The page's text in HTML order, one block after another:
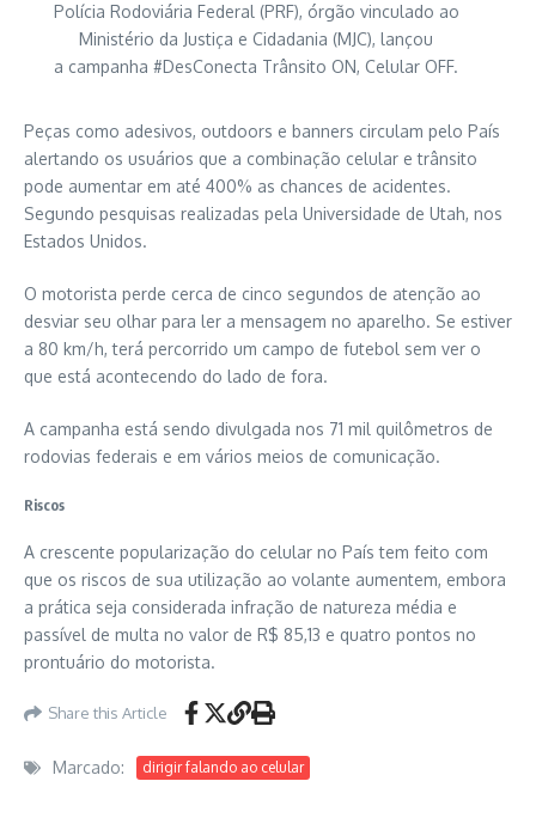
Polícia Rodoviária Federal (PRF), órgão vinculado ao
Ministério da Justiça e Cidadania (MJC), lançou
a campanha #DesConecta Trânsito ON, Celular OFF.
Peças como adesivos, outdoors e banners circulam pelo País
alertando os usuários que a combinação celular e trânsito
pode aumentar em até 400% as chances de acidentes.
Segundo pesquisas realizadas pela Universidade de Utah, nos
Estados Unidos.
O motorista perde cerca de cinco segundos de atenção ao
desviar seu olhar para ler a mensagem no aparelho. Se estiver
a 80 km/h, terá percorrido um campo de futebol sem ver o
que está acontecendo do lado de fora.
A campanha está sendo divulgada nos 71 mil quilômetros de
rodovias federais e em vários meios de comunicação.
Riscos
A crescente popularização do celular no País tem feito com
que os riscos de sua utilização ao volante aumentem, embora
a prática seja considerada infração de natureza média e
passível de multa no valor de R$ 85,13 e quatro pontos no
prontuário do motorista.
Share this Article
Marcado: dirigir falando ao celular